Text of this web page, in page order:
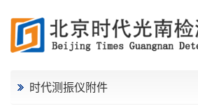
时代测振仪附件